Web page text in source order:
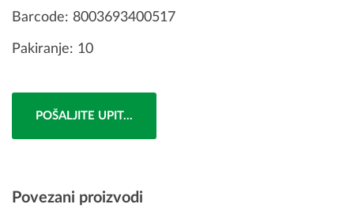
Barcode: 8003693400517
Pakiranje: 10
POŠALJITE UPIT...
Povezani proizvodi